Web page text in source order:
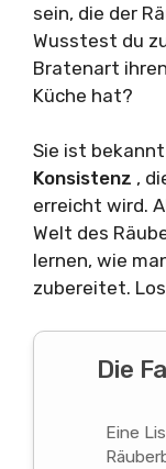
sein, die der
Wusstest du
Bratenart
Küche hat?
Sie ist
Konsistenz ,
erreicht wird.
Welt des
lernen, wie
zubereitet. Los
Die
Eine